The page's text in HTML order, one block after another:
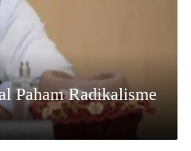
Paham Radikalisme